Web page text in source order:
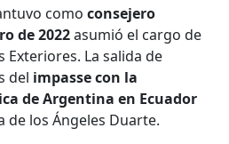
comoconsejero
de 2022asumió el cargo de
Exteriores. La salida de
del impasse con la
de Argentina en Ecuador
de los Ángeles Duarte.